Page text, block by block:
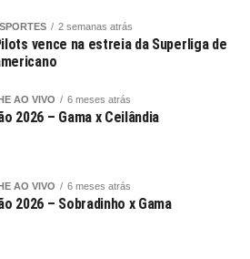
2 semanas atrás
vence na estreia da Superliga de
AO VIVO 6 meses atrás
2026 – Gama x Ceilândia
AO VIVO 6 meses atrás
2026 – Sobradinho x Gama